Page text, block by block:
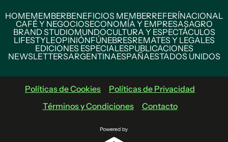
HOMEMEMBERBENEFICIOS MEMBERREFERÍNACIONAL
CAFÉ Y NEGOCIOSECONOMÍA Y EMPRESASAGRO
BRAND STUDIOMUNDOCULTURA Y ESPECTÁCULOS
LIFESTYLEOPINIÓNFÚNEBRESREMATES Y LEGALES
EDICIONES ESPECIALESPUBLICACIONES
NEWSLETTERSARGENTINAESPAÑAESTADOS UNIDOS
Políticas de Cookies
Políticas de Privacidad
Términos y Condiciones
Contacto